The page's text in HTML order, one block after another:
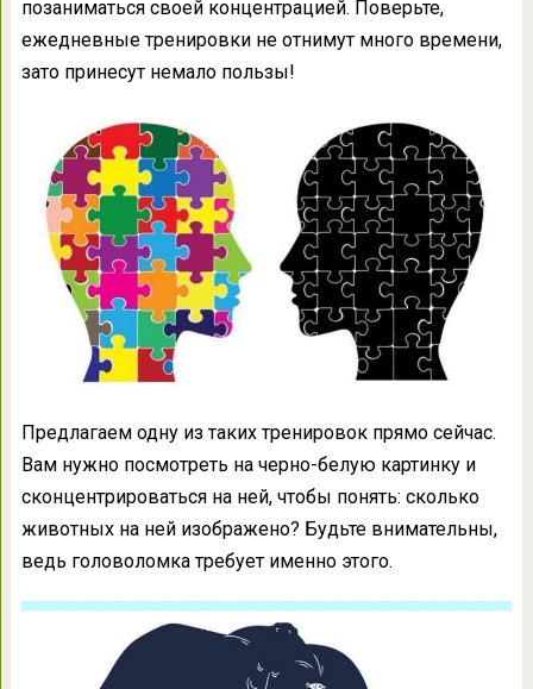
позаниматься своей концентрацией. Поверьте,
ежедневные тренировки не отнимут много времени,
зато принесут немало пользы!
Предлагаем одну из таких тренировок прямо сейчас.
Вам нужно посмотреть на черно-белую картинку и
сконцентрироваться на ней, чтобы понять: сколько
животных на ней изображено? Будьте внимательны,
ведь головоломка требует именно этого.